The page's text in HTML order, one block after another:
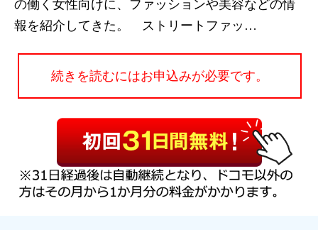
の働く女性向けに、ファッションや美容などの情
報を紹介してきた。 ストリートファッ…
続きを読むにはお申込みが必要です。